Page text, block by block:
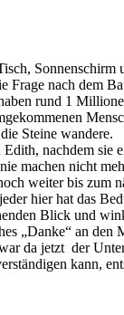
Sonnenschirm
Frage nach dem
rund 1
Steine wandere.
nachdem
machen nicht
weiter bis zum
hier hat das
Blick und
„Danke“ an
da jetzt der
kann,